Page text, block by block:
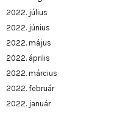
2022. július
2022. június
2022. május
2022. április
2022. március
2022. február
2022. január